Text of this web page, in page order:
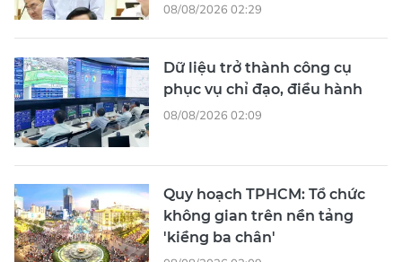
08/08/2026 02:29
Dữ liệu trở thành công cụ
phục vụ chỉ đạo, điều hành
08/08/2026 02:09
Quy hoạch TPHCM: Tổ chức
không gian trên nền tảng
'kiềng ba chân'